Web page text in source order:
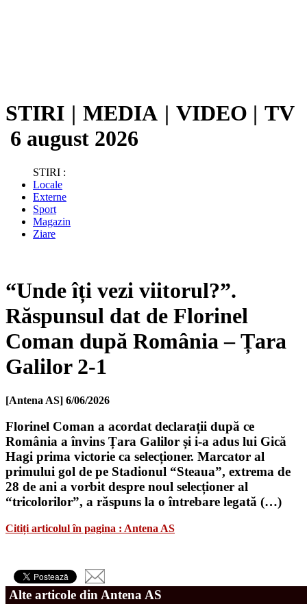
STIRI | MEDIA | VIDEO | TV
6 august 2026
STIRI :
Locale
Externe
Sport
Magazin
Ziare
“Unde îți vezi viitorul?”.
Răspunsul dat de Florinel
Coman după România – Țara
Galilor 2-1
[Antena AS] 6/06/2026
Florinel Coman a acordat declarații după ce
România a învins Țara Galilor și i-a adus lui Gică
Hagi prima victorie ca selecționer. Marcator al
primului gol de pe Stadionul “Steaua”, extrema de
28 de ani a vorbit despre noul selecționer al
“tricolorilor”, a răspuns la o întrebare legată (…)
Citiți articolul în pagina : Antena AS
Alte articole din Antena AS